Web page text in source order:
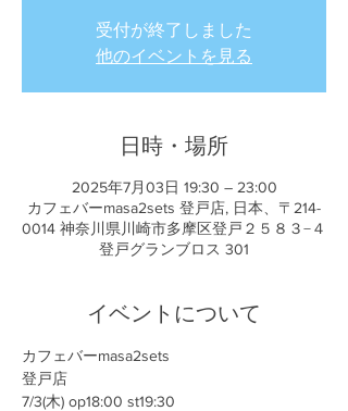
受付が終了しました
他のイベントを見る
日時・場所
2025年7月03日 19:30 – 23:00
カフェバーmasa2sets 登戸店, 日本、〒214-
0014 神奈川県川崎市多摩区登戸２５８３−４
登戸グランブロス 301
イベントについて
カフェバーmasa2sets
登戸店
7/3(木) op18:00 st19:30